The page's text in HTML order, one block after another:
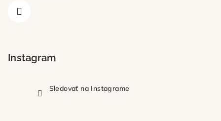
Instagram
Sledovať na Instagrame